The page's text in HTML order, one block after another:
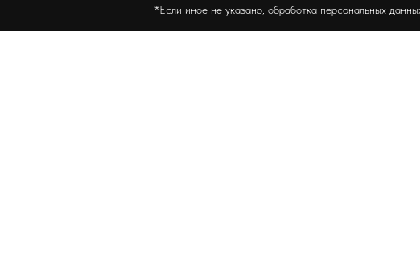
*Если иное не указано, обработка персональных